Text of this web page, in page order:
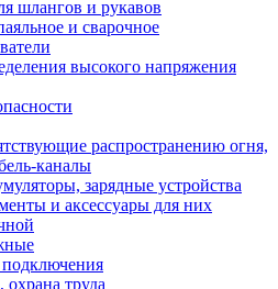
шлангов и рукавов
и сварочное
высокого напряжения
распространению огня,
каналы
зарядные устройства
и аксессуары для них
охрана труда